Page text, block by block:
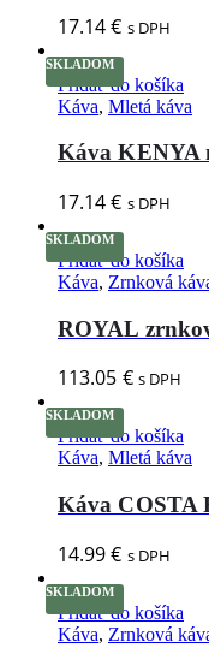
17.14€ s DPH
SKLADOM
Pridať do košíka
Káva, Mletá káva
Káva KENYA
17.14€ s DPH
SKLADOM
Pridať do košíka
Káva, Zrnková
ROYAL
113.05 € s DPH
SKLADOM
Pridať do košíka
Káva, Mletá káva
Káva COSTA
14.99€ s DPH
SKLADOM
Pridať do košíka
Káva, Zrnková